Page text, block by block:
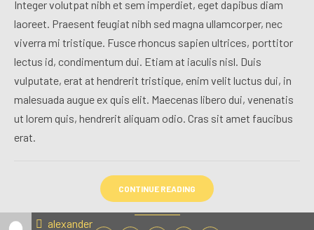
alexander
Integer volutpat nibh et sem imperdiet, eget dapibus diam
laoreet. Praesent feugiat nibh sed magna ullamcorper, nec
viverra mi tristique. Fusce rhoncus sapien ultrices, porttitor
lectus id, condimentum dui. Etiam at iaculis nisl. Duis
vulputate, erat at hendrerit tristique, enim velit luctus dui, in
malesuada augue ex quis elit. Maecenas libero dui, venenatis
ut lorem quis, hendrerit aliquam odio. Cras sit amet faucibus
erat.
CONTINUE READING